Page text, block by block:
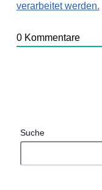
verarbeitet werden.
0Kommentare
Suche